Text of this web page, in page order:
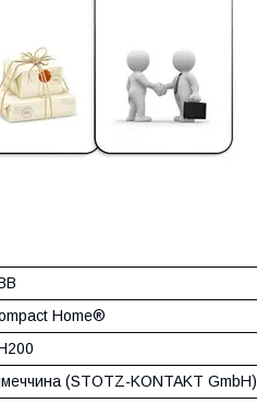
Home®
(STOTZ-KONTAKT GmbH)